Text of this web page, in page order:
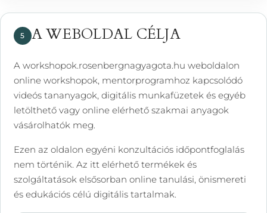
5 A WEBOLDAL CÉLJA
A workshopok.rosenbergnagyagota.hu weboldalon
online workshopok, mentorprogramhoz kapcsolódó
videós tananyagok, digitális munkafüzetek és egyéb
letölthető vagy online elérhető szakmai anyagok
vásárolhatók meg.
Ezen az oldalon egyéni konzultációs időpontfoglalás
nem történik. Az itt elérhető termékek és
szolgáltatások elsősorban online tanulási, önismereti
és edukációs célú digitális tartalmak.